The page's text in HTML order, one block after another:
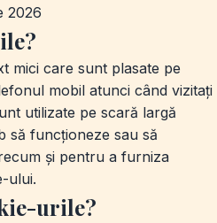
2026
mici care sunt plasate pe
mobil atunci când vizitați
utilizate pe scară largă
să funcționeze sau să
și pentru a furniza
ului.
urile?